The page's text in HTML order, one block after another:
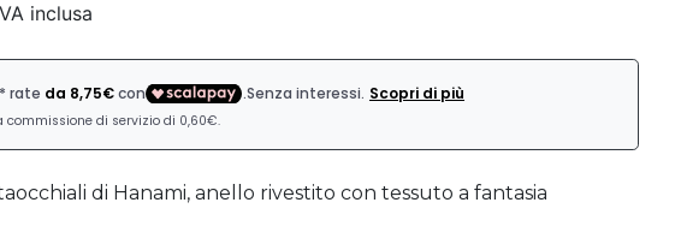
inclusa
di Hanami, anello rivestito con tessuto a fantasia